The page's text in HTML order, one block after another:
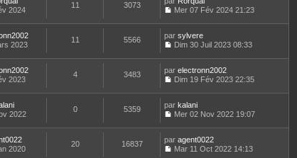
a
g
e
m
e
s
a
g
e
n
m
e
s
a
g
e
e
d
e
r
n
e
r
m
s
a
t
e
e
d
e
r
n
e
r
m
s
a
s
t
e
e
d
e
r
n
e
r
m
2024
11 3073
o
n
s
t
e
e
d
e
r
n
Mer 07 Fév 2024 21:23
2023
11 5566 par sylvere
o
n
s
t
e
e
d
Dim 30 Juil 2023 08:33
2023
4 3483 par electronn2002
o
n
s
t
e
Dim 19 Fév 2023 22:35
2022
0 5359 par kalani
o
n
s
Mer 02 Nov 2022 19:07
2020
20 16837 par agent0022
Mar 11 Oct 2022 14:13